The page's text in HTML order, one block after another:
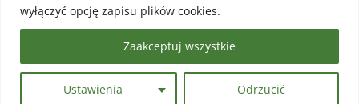
wyłączyć opcję zapisu plików cookies.
Ustawienia Odrzucić
Zaakceptuj wszystkie
ТУРИСТИЧЕСКАЯ БАЗА